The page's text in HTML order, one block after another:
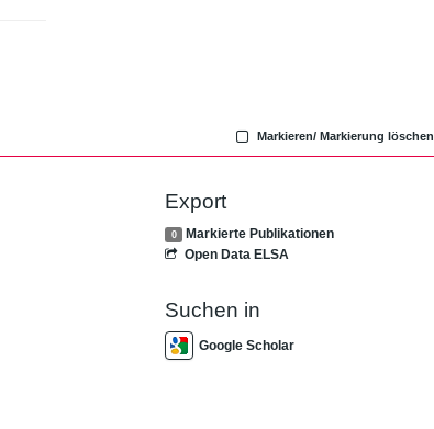
Markieren/ Markierung löschen
Export
0
Markierte Publikationen
Open Data ELSA
Suchen in
Google Scholar